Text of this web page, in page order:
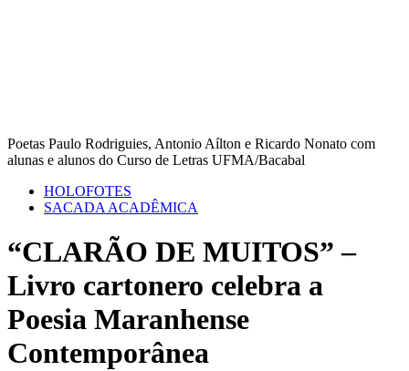
Poetas Paulo Rodriguies, Antonio Aílton e Ricardo Nonato com
alunas e alunos do Curso de Letras UFMA/Bacabal
HOLOFOTES
SACADA ACADÊMICA
“CLARÃO DE MUITOS” –
Livro cartonero celebra a
Poesia Maranhense
Contemporânea